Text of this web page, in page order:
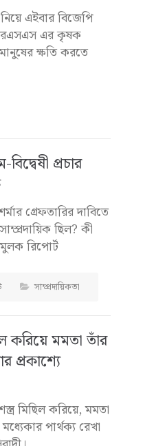
এইবার বিজেপি
এর কৃষক
ক্ষতি করতে
প্রচার
গ্রেফতারির দাবিতে
ছিল? কী
রিপোর্ট
সাম্প্রদায়িকতা
করিয়ে মমতা তাঁর
প্রকাশ্যে
মিছিল করিয়ে, মমতা
পার্থক্য রেখা